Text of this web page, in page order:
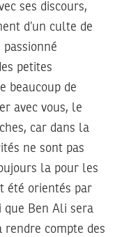
ses discours,
d’un culte de
petites
beaucoup de
avec vous, le
car dans la
ne sont pas
la pour les
été orientés par
que Ben Ali sera
compte des